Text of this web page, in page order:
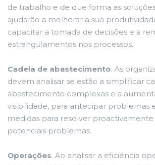
de trabalho e de que forma as
ajudarão a melhorar a sua
capacitar a tomada de decisões e a
estrangulamentos nos processos.
Cadeia de abastecimento. As
devem analisar se estão a simplificar
abastecimento complexas e a
visibilidade, para antecipar problemas
medidas para resolver proactivamente
potenciais problemas.
Operações. Ao analisar a eficiência